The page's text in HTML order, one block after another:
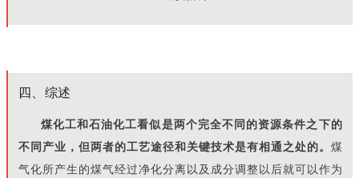
四、综述
煤化工和石油化工看似是两个完全不同的资源条件之下的
不同产业，但两者的工艺途径和关键技术是有相通之处的。 煤
气化所产生的煤气经过净化分离以及成分调整以后就可以作为